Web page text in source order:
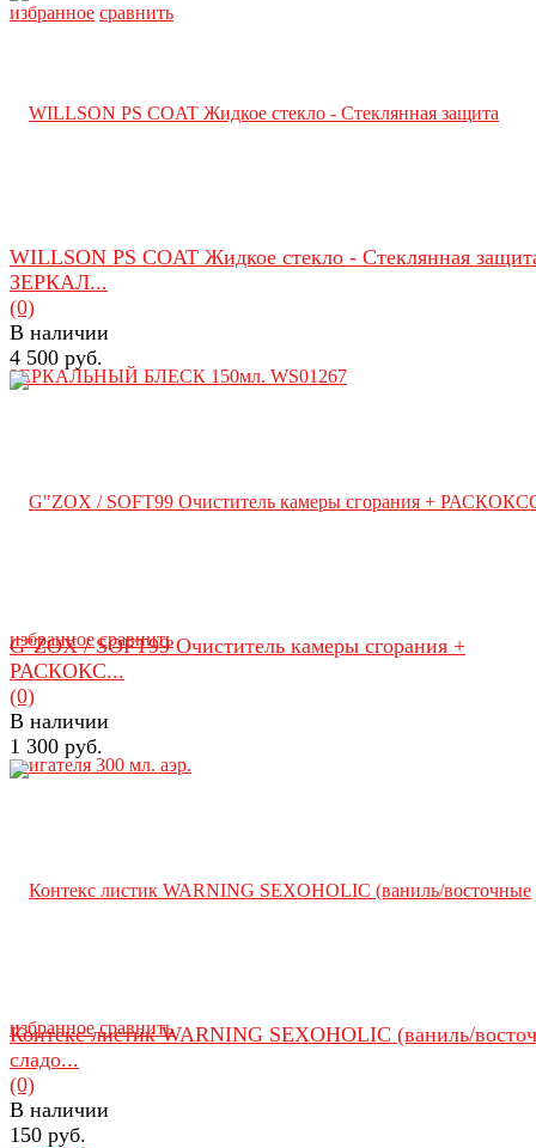
избранное сравнить
избранное сравнить
WILLSON PS COAT Жидкое стекло - Стеклянная
ЗЕРКАЛ...
(0)
В наличии
4 500 руб.
избранное сравнить
G"ZOX / SOFT99 Очиститель камеры сгорания +
РАСКОКС...
(0)
В наличии
1 300 руб.
Контекс листик WARNING SEXOHOLIC (ваниль/
сладо...
(0)
В наличии
150 руб.